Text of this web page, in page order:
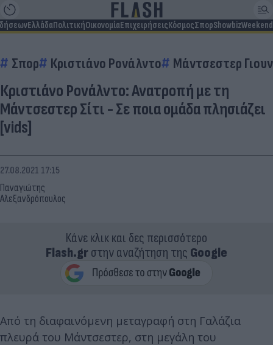
ΕλλάδαΠολιτικήΟικονομίαΕπιχειρήσειςΚόσμοςΣπορShowbizWeekend
Σπορ Κριστιάνο Ρονάλντο Μάντσεστερ
Κριστιάνο Ρονάλντο: Ανατροπή με τη
Μάντσεστερ Σίτι - Σε ποια ομάδα πλησιάζει
[vids]
Παναγιώτης
Αλεξανδρόπουλος
27.08.2021 17:15
Κάνε κλικ και δες περισσότερο
Flash.grστην αναζήτηση της Google
Από τη διαφαινόμενη μεταγραφή στη Γαλάζια
πλευρά του Μάντσεστερ, στη μεγάλη του